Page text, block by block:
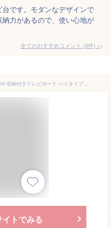
です。モダンなデザインで
力があるので、使い心地が
全てのおすすめコメント (3件) >
送料無料 壁面テレビボード 幅135cm 収納付きテレビボード ハイタイプ テレビ台 リビング 収納 ディスプレイ 32インチ 42インチ コンパクト 木製 壁面収納 TV台 AVボード おしゃれ 北欧 モダン 敬老の日
トでみる